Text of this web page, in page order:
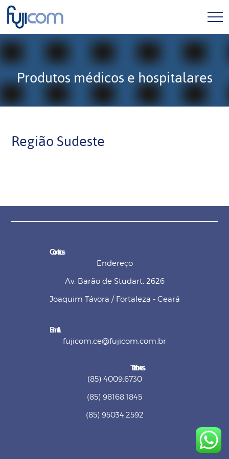
Home
Fujicom
Cód. de Ética
Contato
Produtos médicos e hospitalares
Região Sudeste
Contatos
Endereço
Av. Barão de Studart, 2626
Joaquim Távora / Fortaleza - Ceará
E-mail
fujicom.ce@fujicom.com.br
Telefones:
(85) 4009.6730
(85) 98168.1845
(85) 95034.2592